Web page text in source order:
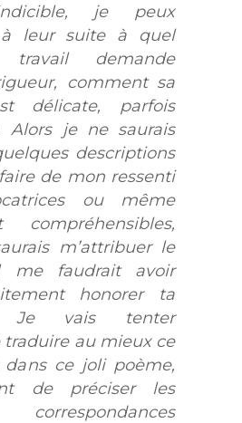
je peux
à leur suite à quel
demande
comment sa
délicate, parfois
Alors je ne saurais
descriptions
de mon ressenti
ou même
compréhensibles,
m’attribuer le
me faudrait avoir
honorer ta
Je vais tenter
traduire au mieux ce
ce joli poème,
de préciser les
correspondances